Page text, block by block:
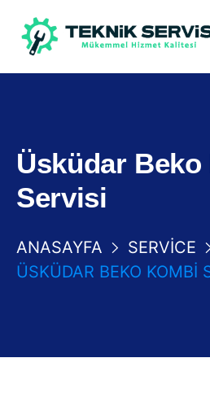
Üsküdar
Servisi
ANASAYFA
SERVICE
ÜSKÜDAR BEKO KOMBI